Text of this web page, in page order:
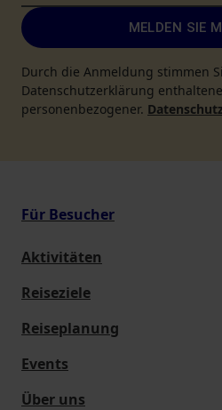
MELDEN SIE
Durch die Anmeldung stimmen
Datenschutzerklärung
personenbezogener.
Für Besucher
Aktivitäten
Reiseziele
Reiseplanung
Events
Über uns